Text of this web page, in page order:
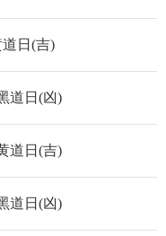
道日(吉)
道日(凶)
道日(吉)
道日(凶)